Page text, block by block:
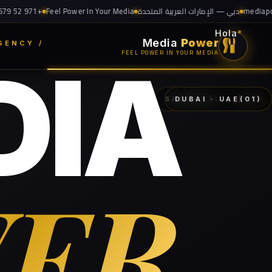
●
Bonjour
Ciao
こんにちは
مرحباً / A DUBAI BASED AGENCY
دبي — الإمارات العربية المتحدة Power In Your Media
Media Power
FEEL POWER IN YOUR MEDIA
SHOWREEL · LIVE (01)
DUBAI · UAE